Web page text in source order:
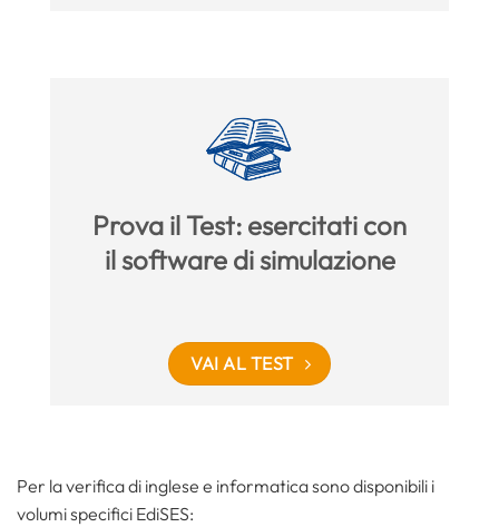
Prova il Test: esercitati con
il software di simulazione
VAI AL TEST
Per la verifica di inglese e informatica sono disponibili i
volumi specifici EdiSES: